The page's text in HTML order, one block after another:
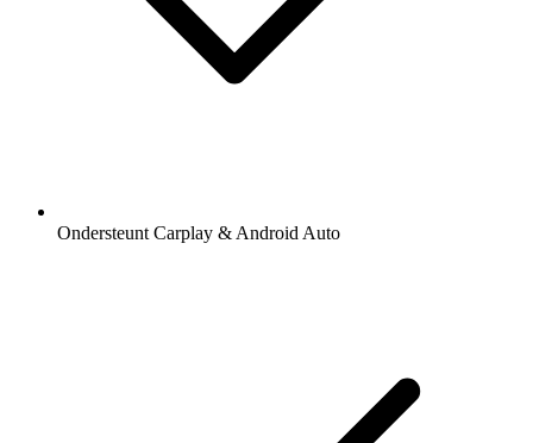
Ondersteunt Carplay & Android Auto